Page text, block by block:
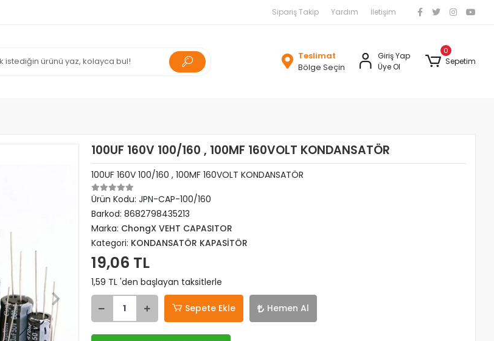
Sipariş Takip Yardım İletişim
Teslimat
Bölge Seçin
Giriş Yap
Üye Ol
0
Sepetim
100UF 160V 100/160 , 100MF 160VOLT KONDANSATÖR
100UF 160V 100/160 , 100MF 160VOLT KONDANSATÖR
Ürün Kodu: JPN-CAP-100/160
Barkod: 8682798435213
Marka: ChongX VEHT CAPASITOR
Kategori: KONDANSATÖR KAPASİTÖR
19,06 TL
1,59 TL 'den başlayan taksitlerle
Sepete Ekle Hemen Al